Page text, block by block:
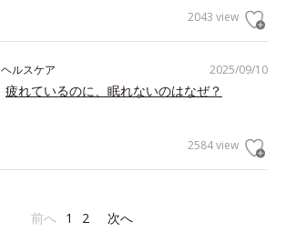
2043 view
2025/09/10
ヘルスケア
疲れているのに、眠れないのはなぜ？
2584 view
前へ 1 2 次へ